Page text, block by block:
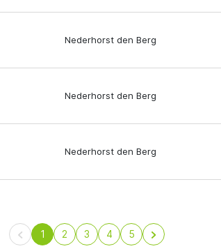
Nederhorst den Berg
Nederhorst den Berg
Nederhorst den Berg
1 2 3 4 5